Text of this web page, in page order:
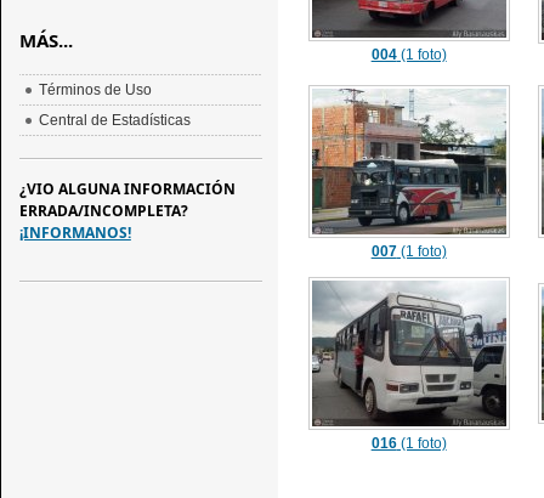
004(1 foto)
007(1 foto)
016(1 foto)
MÁS...
Términos de Uso
Central de Estadísticas
¿VIO ALGUNA INFORMACIÓN
ERRADA/INCOMPLETA?
¡INFORMANOS!